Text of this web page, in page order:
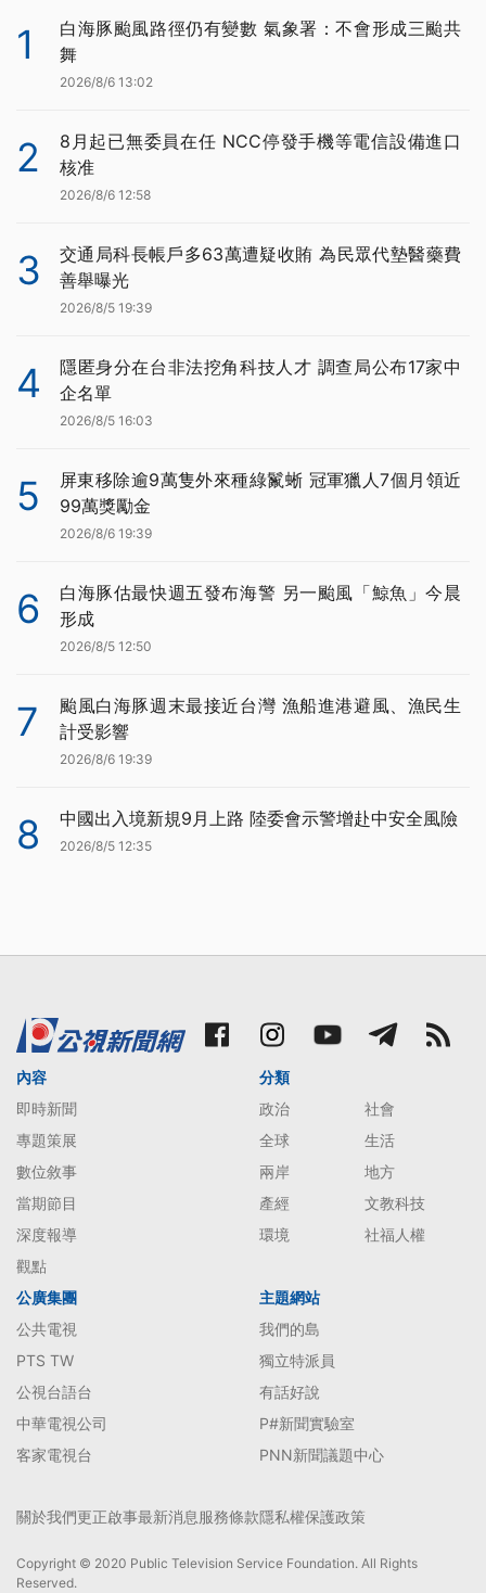
1
白海豚颱風路徑仍有變數 氣象署：不會形成三颱共
舞
2026/8/6 13:02
2
8月起已無委員在任 NCC停發手機等電信設備進口
核准
2026/8/6 12:58
3
交通局科長帳戶多63萬遭疑收賄 為民眾代墊醫藥費
善舉曝光
2026/8/5 19:39
4
隱匿身分在台非法挖角科技人才 調查局公布17家中
企名單
2026/8/5 16:03
5
屏東移除逾9萬隻外來種綠鬣蜥 冠軍獵人7個月領近
99萬獎勵金
2026/8/6 19:39
6
白海豚估最快週五發布海警 另一颱風「鯨魚」今晨
形成
2026/8/5 12:50
7
颱風白海豚週末最接近台灣 漁船進港避風、漁民生
計受影響
2026/8/6 19:39
8 中國出入境新規9月上路 陸委會示警增赴中安全風險
2026/8/5 12:35
內容
即時新聞
專題策展
數位敘事
當期節目
深度報導
觀點
分類
政治
社會
全球
生活
兩岸
地方
產經
文教科技
環境
社福人權
公廣集團
公共電視
PTS TW
公視台語台
中華電視公司
客家電視台
主題網站
我們的島
獨立特派員
有話好說
P#新聞實驗室
PNN新聞議題中心
關於我們更正啟事最新消息服務條款隱私權保護政策
Copyright © 2020 Public Television Service Foundation. All Rights
Reserved.